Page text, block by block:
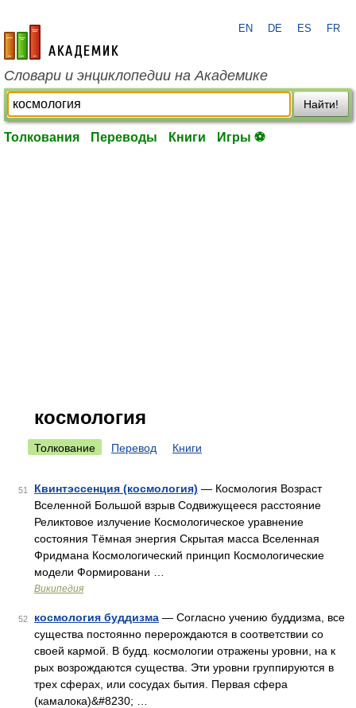
academic.ru
EN DE ES FR
Словари и энциклопедии на Академике
Найти!
Толкования Переводы Книги Игры ⚽
космология
Толкование Перевод Книги
51 Квинтэссенция (космология) — Космология Возраст
Вселенной Большой взрыв Содвижущееся расстояние
Реликтовое излучение Космологическое уравнение
состояния Тёмная энергия Скрытая масса Вселенная
Фридмана Космологический принцип Космологические
модели Формировани …
Википедия
52 космология буддизма — Согласно учению буддизма, все
существа постоянно перерождаются в соответствии со
своей кармой. В будд. космологии отражены уровни, на к
рых возрождаются существа. Эти уровни группируются в
трех сферах, или сосудах бытия. Первая сфера
(камалока)&#8230; …